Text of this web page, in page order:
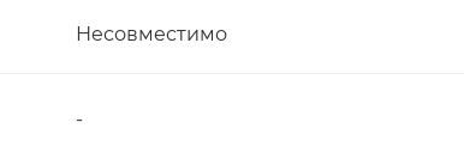
Несовместимо
-